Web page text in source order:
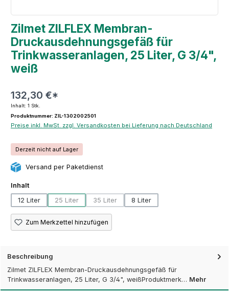
Zilmet ZILFLEX Membran-
Druckausdehnungsgefäß für
Trinkwasseranlagen, 25 Liter, G 3/4",
weiß
132,30 €*
Inhalt: 1 Stk.
Produktnummer: ZIL-1302002501
Preise inkl. MwSt. zzgl. Versandkosten bei Lieferung nach Deutschland
Derzeit nicht auf Lager
Versand per Paketdienst
Inhaltauswählen
12 Liter
25 Liter
(Diese Option ist zurzeit nicht verfügbar.)
35 Liter
(Diese Option ist zurzeit nicht verfügbar.)
8 Liter
Zum Merkzettel hinzufügen
Beschreibung
Zilmet ZILFLEX Membran-Druckausdehnungsgefäß für
Trinkwasseranlagen, 25 Liter, G 3/4", weißProduktmerk… Mehr